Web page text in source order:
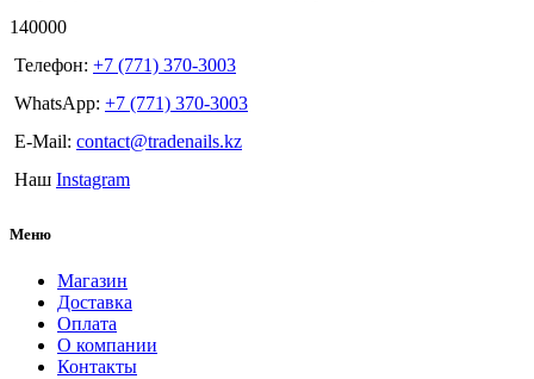
140000
Телефон: +7 (771) 370-3003
WhatsApp: +7 (771) 370-3003
E-Mail: contact@tradenails.kz
Наш Instagram
Меню
Магазин
Доставка
Оплата
О компании
Контакты